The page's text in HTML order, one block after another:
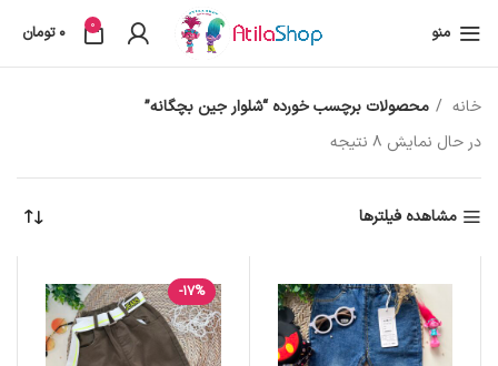
منو 0
0 تومان
خانه
محصولات برچسب خورده “شلوار جین بچگانه”
در حال نمایش 8 نتیجه
مشاهده فیلترها
-17%